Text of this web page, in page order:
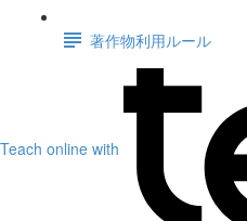
著作物利用ルール
Teach online with